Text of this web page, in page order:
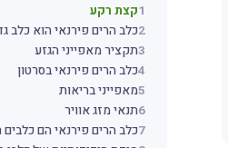
1קצת רקע
2כלב הרים פירנאי הוא כלב
3תקציר מאפייני הגזע
4כלב הרים פירנאי בסרטון
5מאפייני בריאות
6תנאי מזג אוויר
7כלב הרים פירנאי הם כלבים
🐾
💉